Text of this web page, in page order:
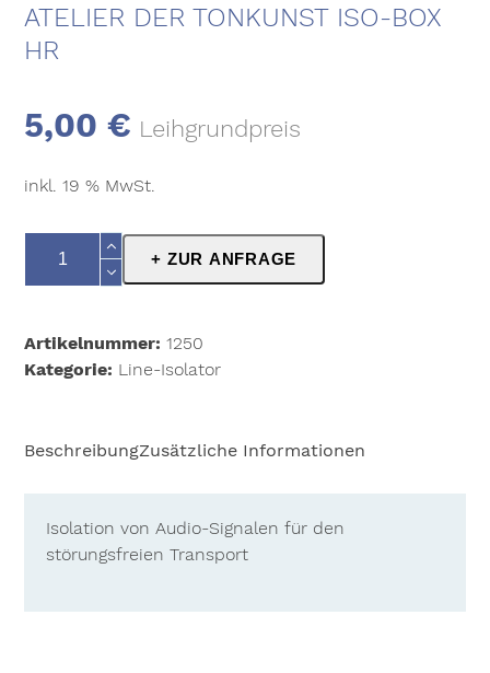
ATELIER DER TONKUNST ISO-BOX
HR
5,00€ Leihgrundpreis
inkl. 19 % MwSt.
BOX
HR
+ ZUR ANFRAGE
Artikelnummer:1250
Kategorie: Line-Isolator
BeschreibungZusätzliche Informationen
Isolation von Audio-Signalen für den
störungsfreien Transport